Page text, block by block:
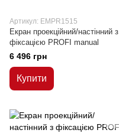
Артикул: EMPR1515
Екран проекційний/настінний з
фіксацією PROFI manual
6 496 грн
Купити